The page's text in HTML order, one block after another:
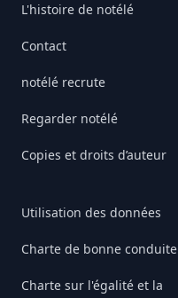
L'histoire de notélé
Contact
notélé recrute
Regarder notélé
Copies et droits d’auteur
Utilisation des données
Charte de bonne conduite
Charte sur l'égalité et la